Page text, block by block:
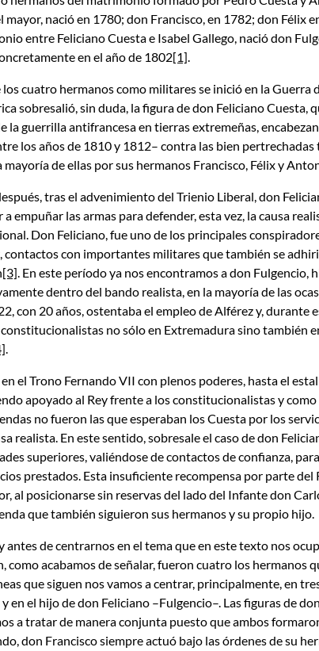
mayor, nació en 1780; don Francisco, en 1782; don Félix
entre Feliciano Cuesta e Isabel Gallego, nació don
en el año de 1802[1].
cuatro hermanos como militares se inició en la Guerra
sobresalió, sin duda, la figura de don Feliciano Cuesta,
la guerrilla antifrancesa en tierras extremeñas,
los años de 1810 y 1812– contra las bien
mayoría de ellas por sus hermanos Francisco, Félix y
tras el advenimiento del Trienio Liberal, don
empuñar las armas para defender, esta vez, la causa
Don Feliciano, fue uno de los principales
contactos con importantes militares que también se
[3]. En este período ya nos encontramos a don Fulgencio,
dentro del bando realista, en la mayoría de las
con 20 años, ostentaba el empleo de Alférez y, durante
no sólo en Extremadura sino también
.
el Trono Fernando VII con plenos poderes, hasta el
apoyado al Rey frente a los constitucionalistas y
no fueron las que esperaban los Cuesta por los
realista. En este sentido, sobresale el caso de don
superiores, valiéndose de contactos de confianza,
prestados. Esta insuficiente recompensa por parte del
al posicionarse sin reservas del lado del Infante don
que también siguieron sus hermanos y su propio hijo.
antes de centrarnos en el tema que en este texto nos
como acabamos de señalar, fueron cuatro los hermanos
que siguen nos vamos a centrar, principalmente, en
en el hijo de don Feliciano –Fulgencio–. Las figuras de
a tratar de manera conjunta puesto que ambos
don Francisco siempre actuó bajo las órdenes de su